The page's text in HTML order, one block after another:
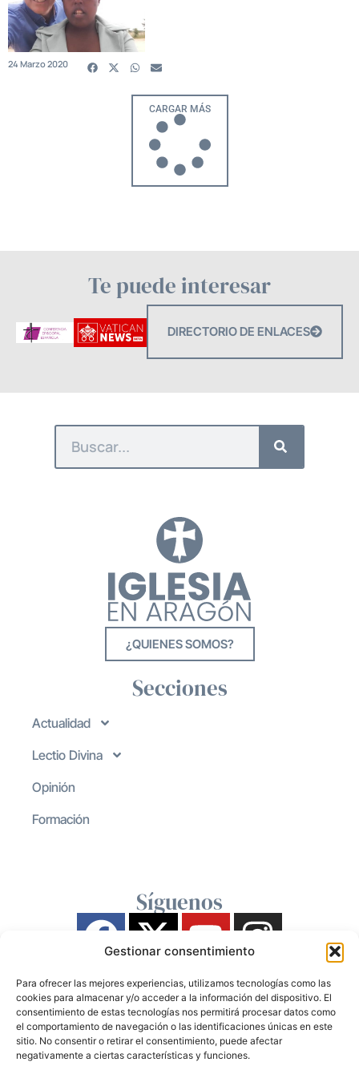
Gestionar consentimiento
Para ofrecer las mejores experiencias, utilizamos tecnologías como las
cookies para almacenar y/o acceder a la información del dispositivo. El
consentimiento de estas tecnologías nos permitirá procesar datos como
el comportamiento de navegación o las identificaciones únicas en este
sitio. No consentir o retirar el consentimiento, puede afectar
negativamente a ciertas características y funciones.
24 Marzo 2020
CARGAR MÁS
Te puede interesar
DIRECTORIO DE ENLACES
¿QUIENES SOMOS?
Secciones
Actualidad
Lectio Divina
Opinión
Formación
Síguenos